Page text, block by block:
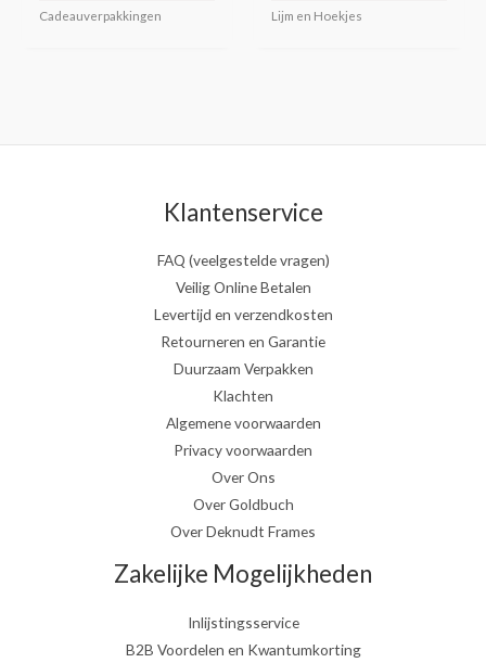
Cadeauverpakkingen Lijm en Hoekjes
Klantenservice
FAQ (veelgestelde vragen)
Veilig Online Betalen
Levertijd en verzendkosten
Retourneren en Garantie
Duurzaam Verpakken
Klachten
Algemene voorwaarden
Privacy voorwaarden
Over Ons
Over Goldbuch
Over Deknudt Frames
Zakelijke Mogelijkheden
Inlijstingsservice
B2B Voordelen en Kwantumkorting